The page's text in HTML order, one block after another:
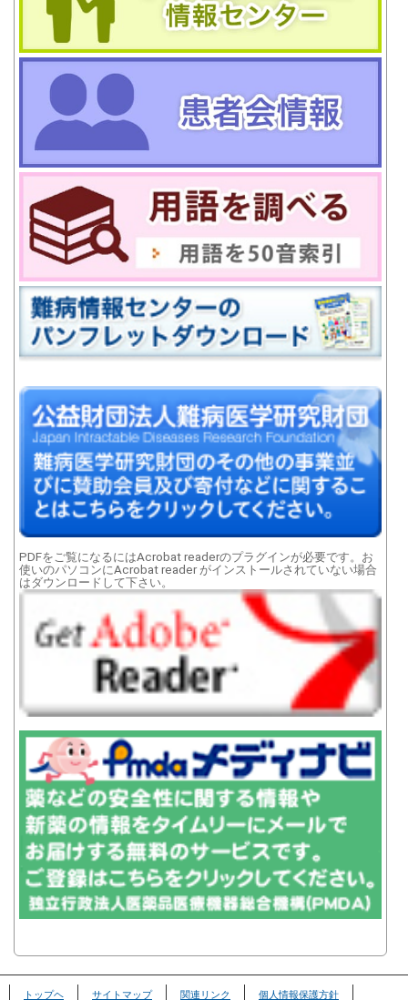
PDFをご覧になるにはAcrobat readerのプラグインが必要です。お
使いのパソコンにAcrobat reader がインストールされていない場合
はダウンロードして下さい。
トップヘ サイトマップ 関連リンク 個人情報保護方針